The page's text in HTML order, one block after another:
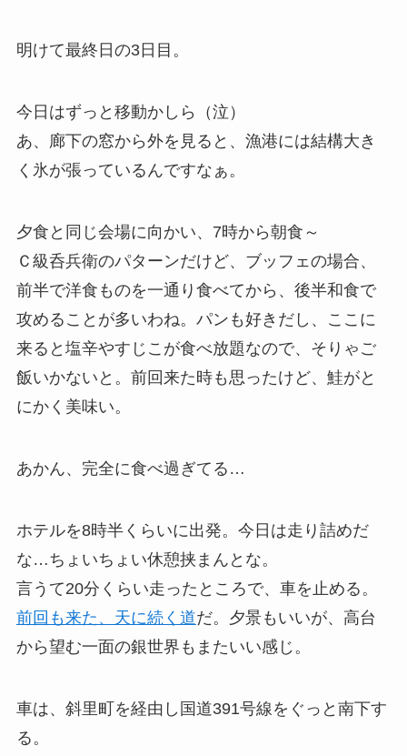
明けて最終日の3日目。
今日はずっと移動かしら（泣）
あ、廊下の窓から外を見ると、漁港には結構大き
く氷が張っているんですなぁ。
夕食と同じ会場に向かい、7時から朝食～
Ｃ級呑兵衛のパターンだけど、ブッフェの場合、
前半で洋食ものを一通り食べてから、後半和食で
攻めることが多いわね。パンも好きだし、ここに
来ると塩辛やすじこが食べ放題なので、そりゃご
飯いかないと。前回来た時も思ったけど、鮭がと
にかく美味い。
あかん、完全に食べ過ぎてる…
ホテルを8時半くらいに出発。今日は走り詰めだ
な…ちょいちょい休憩挟まんとな。
言うて20分くらい走ったところで、車を止める。
前回も来た、天に続く道だ。夕景もいいが、高台
から望む一面の銀世界もまたいい感じ。
車は、斜里町を経由し国道391号線をぐっと南下す
る。